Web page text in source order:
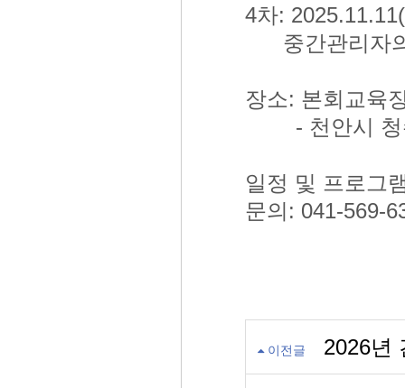
4차:
중간관리자의
장소: 본회교육
- 천안시 청
일정 및 프로그
문의: 041-569-
이전글 2026년